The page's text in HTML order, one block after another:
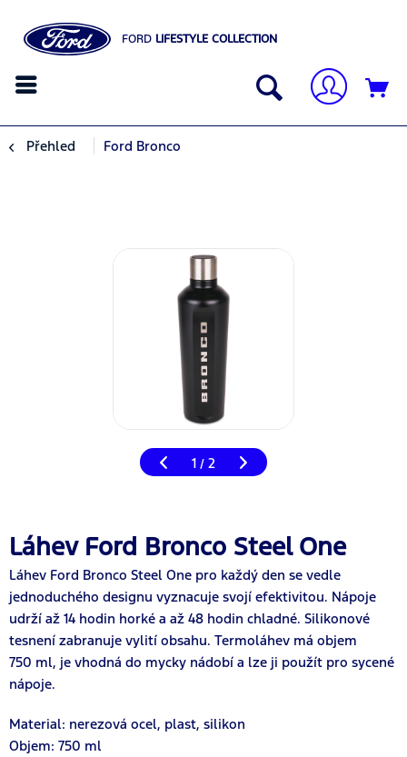
FORD LIFESTYLE COLLECTION
Přehled Ford Bronco
1 / 2
Láhev Ford Bronco Steel One
Láhev Ford Bronco Steel One pro každý den se vedle
jednoduchého designu vyznacuje svojí efektivitou. Nápoje
udrží až 14 hodin horké a až 48 hodin chladné. Silikonové
tesnení zabranuje vylití obsahu. Termoláhev má objem
750 ml, je vhodná do mycky nádobí a lze ji použít pro sycené
nápoje.
Material: nerezová ocel, plast, silikon
Objem: 750 ml